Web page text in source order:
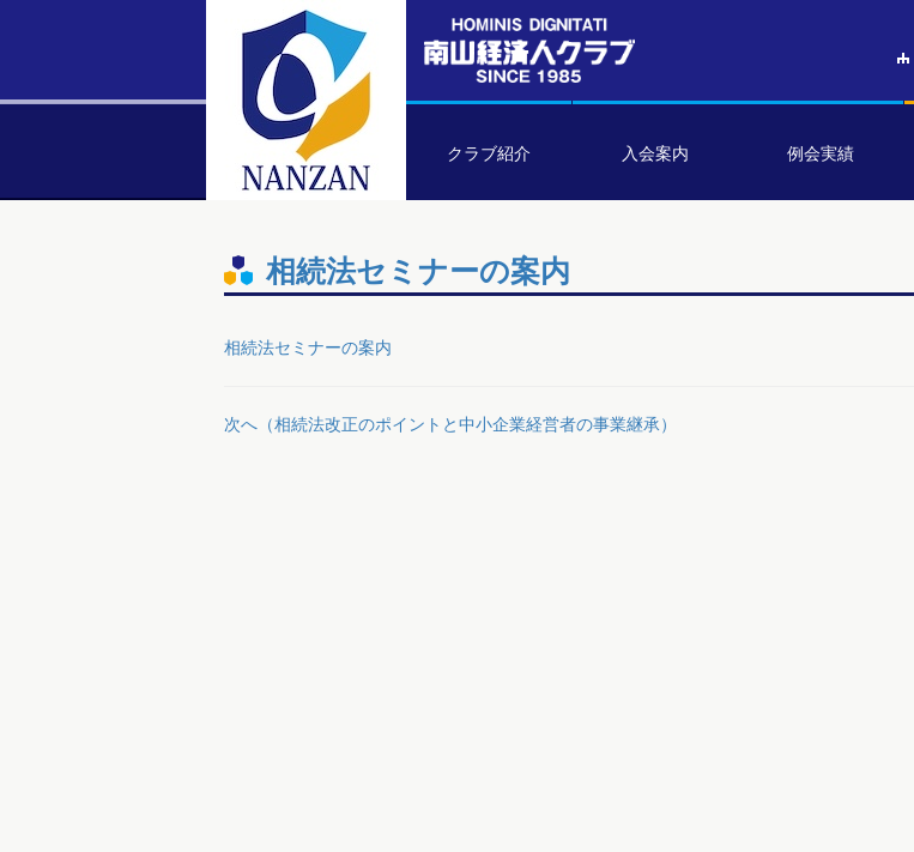
クラブ紹介 入会案内 例会実績
相続法セミナーの案内
相続法セミナーの案内
次へ（相続法改正のポイントと中小企業経営者の事業継承）